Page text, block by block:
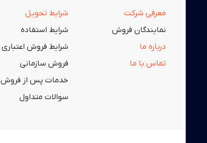
معرفی شرکت
نمایندگان فروش
درباره ما
تماس با ما
شرایط تحویل
شرایط استفاده
شرایط فروش اعتباری
فروش سازمانی
خدمات پس از فروش
سوالات متداول